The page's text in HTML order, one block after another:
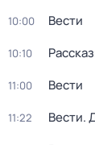
10:00 Вести
10:10
11:00 Вести
11:22 Вести.